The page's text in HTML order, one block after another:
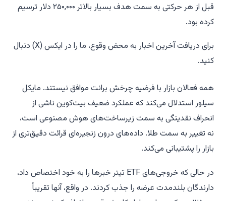
قبل از هر حرکتی به سمت هدف بسیار بالاتر ۲۵۰,۰۰۰ دلار ترسیم
کرده بود.
برای دریافت آخرین اخبار به محض وقوع، ما را در ایکس (X) دنبال
کنید.
همه فعالان بازار با فرضیه چرخش برانت موافق نیستند. مایکل
سیلور استدلال می‌کند که عملکرد ضعیف بیت‌کوین ناشی از
انحراف نقدینگی به سمت زیرساخت‌های هوش مصنوعی است،
نه تغییر به سمت طلا. داده‌های درون زنجیره‌ای قرائت دقیق‌تری از
بازار را پشتیبانی می‌کند.
در حالی که خروجی‌های ETF تیتر خبرها را به خود اختصاص داد،
دارندگان بلندمدت عرضه را جذب کردند. در واقع، آنها تقریباً